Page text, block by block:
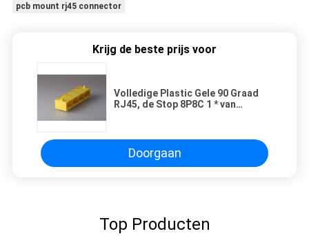
pcb mount rj45 connector
Krijg de beste prijs voor
Volledige Plastic Gele 90 Graad
RJ45, de Stop 8P8C 1 * van
Doorgaan
Top Producten